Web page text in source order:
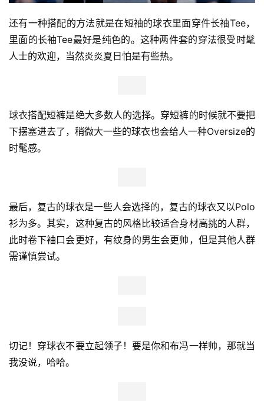
还有一种搭配的方法就是在短袖的球衣里面穿件长袖Tee，
里面的长袖Tee最好是纯色的。这种两件套的穿法很受时髦
人士的欢迎，当然炎炎夏日怕是有些热。
球衣搭配短裤是绝大多数人的选择。穿短裤的时候就不要把
下摆塞进去了，稍微大一些的球衣也会给人一种Oversize的
时髦感。
最后，复古的球衣是一些人会选择的，复古的球衣又以Polo
衫为多。其实，这种复古的风格比较适合身材高挑的人群，
此时卷下袖口会更好，有纹身的男生会更帅，但是其他人群
需谨慎尝试。
切记！穿球衣不要立起领子！要是你和布冯一样帅，那就当
我没说，哈哈。